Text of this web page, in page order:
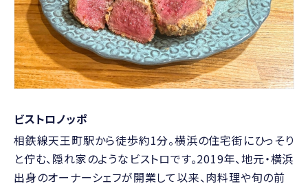
ビストロノッポ
相鉄線天王町駅から徒歩約1分。横浜の住宅街にひっそり
と佇む、隠れ家のようなビストロです。2019年、地元・横浜
出身のオーナーシェフが開業して以来、肉料理や旬の前